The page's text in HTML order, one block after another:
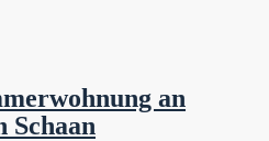
an
Schaan